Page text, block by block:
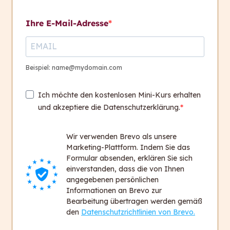
Kriterien und Textbeispiele
A1
Übersetzung eines Textes
7. Hausübung
100 Days
Session 8, 13./14. Mai
2025
6
Kontakt
+ 43 316 393 449
Headquarter
Heinrichstraße 145
Newsletter
Bleiben Sie auf dem Laufenden!
Zum Newsletter anmelden
Ihre E-Mail-Adresse
Beispiel: name@mydomain.com
Ich möchte den kostenlosen Mini-Kurs erhalten
und akzeptiere die Datenschutzerklärung.
Wir verwenden Brevo als unsere
Marketing-Plattform. Indem Sie das
Formular absenden, erklären Sie sich
einverstanden, dass die von Ihnen
angegebenen persönlichen
Informationen an Brevo zur
Bearbeitung übertragen werden gemäß
den Datenschutzrichtlinien von Brevo.